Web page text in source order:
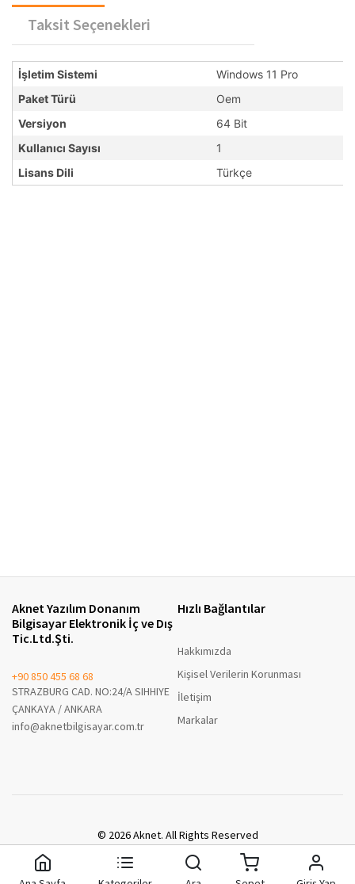
Taksit Seçenekleri
Aknet Yazılım Donanım
Bilgisayar Elektronik İç ve Dış
Tic.Ltd.Şti.
+90 850 455 68 68
STRAZBURG CAD. NO:24/A SIHHIYE
ÇANKAYA / ANKARA
info@aknetbilgisayar.com.tr
Hızlı Bağlantılar
Hakkımızda
Kişisel Verilerin Korunması
İletişim
Markalar
© 2026 Aknet. All Rights Reserved
A8 Enterprise B2B